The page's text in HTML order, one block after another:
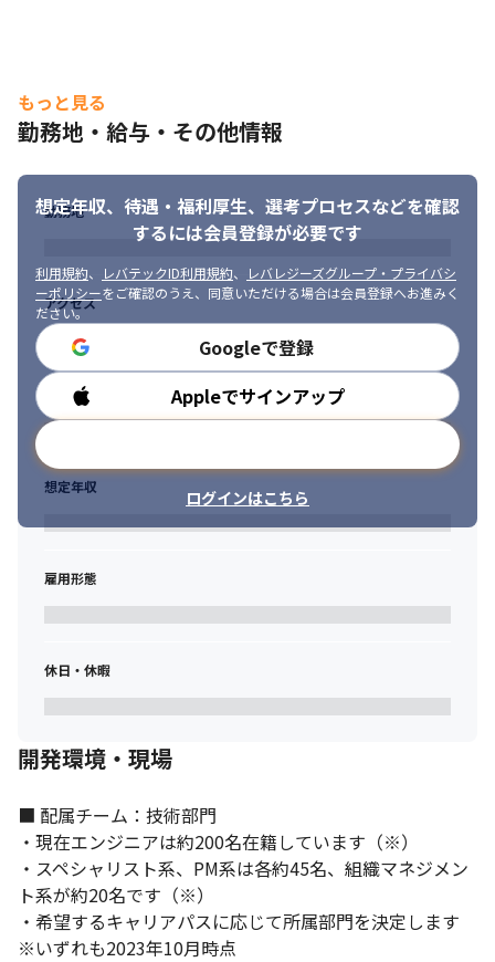
・開発詳細：MVVM＋CleanArchitectureを採用、すべてKotlinを
使用し、
Kotlin CoroutineやAndroid、Architecture Componentsといっ
・チーム構成（計15名）：PO/スクラムマスター/開発チーム
・開発言語：Java7/Dart 2.3/Ruby2.3/Kotlin1.3/Node.js
・フレームワーク：Flutter/Express
案件2.スコア基盤システム開発エンハンス（旅行業界）
・担当フェーズ：見積もり/要件定義/基本設計/詳細設計/実装/テス
・詳細：関係チームとの調整、スケジュール管理を実施、
チームリーダーとして案件見積もり、設計書、ソースコードレビ
ューを実施、
新規開発等の要件定義から設計、開発、テストまでを一貫して実
・チーム人数：5名
・開発言語：Java SE11/Python3.8/Node.js 10.X
・フレームワーク：Spring Boot 2.1.0/JUnit 5/DBUnit 3.0
・DB：Amazon Aurora/MySQL 5.7
を絞っているため、案件の質の高さが魅力です
・東証一部上場企業などのWeb系企業を中心に取引する独立系プ
て参画していただきます
・スクラムマスター、SREとして活躍するメンバーも多数在籍し
・上流から開発までワンストップ＋超上流まで担当することがで
きます
もっと見る
勤務地・給与・その他情報
想定年収、待遇・福利厚生、 選考プロセスなどを確認
するには会員登録が必要です
利用規約、 レバテックID利用規約、
レバレジーズグループ・プライバシ
ーポリシーをご確認のうえ、同意いただける場合は会員登録へお進みく
ださい。
Googleで登録
Appleでサインアップ
ログインはこちら
勤務地
アクセス
勤務時間
想定年収
雇用形態
休日・休暇
開発環境・現場
■ 配属チーム：技術部門
・現在エンジニアは約200名在籍しています（※）
・スペシャリスト系、PM系は各約45名、組織マネジメン
ト系が約20名です（※）
・希望するキャリアパスに応じて所属部門を決定します
※いずれも2023年10月時点